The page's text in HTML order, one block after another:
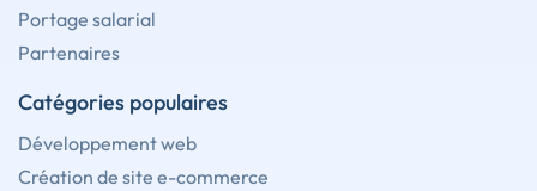
Portage salarial
Partenaires
Catégories populaires
Développement web
Création de site e-commerce